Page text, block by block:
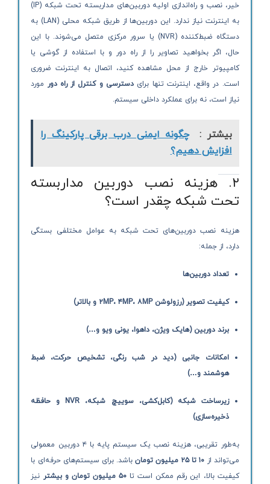
خیر، نصب و راه‌اندازی اولیه دوربین‌های مداربسته تحت شبکه (IP)
به اینترنت نیاز ندارد. این دوربین‌ها از طریق شبکه محلی (LAN) به
دستگاه ضبط‌کننده (NVR) یا سرور مرکزی متصل می‌شوند. با این
حال، اگر بخواهید تصاویر را از راه دور و با استفاده از گوشی یا
کامپیوتر خارج از محل مشاهده کنید، اتصال به اینترنت ضروری
است. در واقع، اینترنت تنها برای دسترسی و کنترل از راه دور مورد
نیاز است، نه برای عملکرد داخلی سیستم.
بیشتر :
چگونه ایمنی درب برقی پارکینگ را
افزایش دهیم؟
۲. هزینه نصب دوربین مداربسته
تحت شبکه چقدر است؟
هزینه نصب دوربین‌های تحت شبکه به عوامل مختلفی بستگی
دارد، از جمله:
تعداد دوربین‌ها
کیفیت تصویر (رزولوشن ۲MP، ۴MP، ۸MP و بالاتر)
برند دوربین (هایک ویژن، داهوا، یونی ویو و…)
امکانات جانبی (دید در شب رنگی، تشخیص حرکت، ضبط
هوشمند و…)
زیرساخت شبکه (کابل‌کشی، سوییچ شبکه، NVR و حافظه
ذخیره‌سازی)
به‌طور تقریبی، هزینه نصب یک سیستم پایه با ۴ دوربین معمولی
می‌تواند از ۱۰ تا ۲۵ میلیون تومان
باشد. برای سیستم‌های حرفه‌ای با
کیفیت بالا، این رقم ممکن است تا۵۰ میلیون تومان و بیشتر
نیز